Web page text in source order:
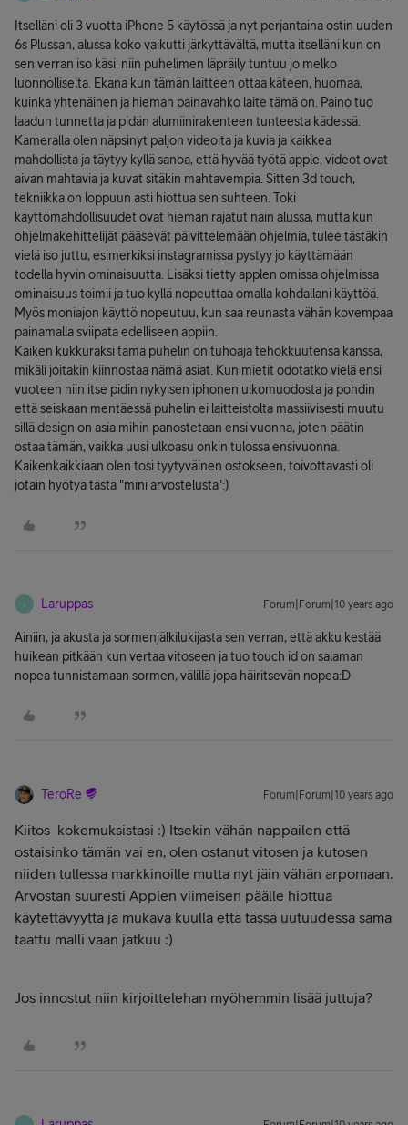
Itselläni oli 3 vuotta iPhone 5 käytössä ja nyt perjantaina ostin uuden
6s Plussan, alussa koko vaikutti järkyttävältä, mutta itselläni kun on
sen verran iso käsi, niin puhelimen läpräily tuntuu jo melko
luonnolliselta. Ekana kun tämän laitteen ottaa käteen, huomaa,
kuinka yhtenäinen ja hieman painavahko laite tämä on. Paino tuo
laadun tunnetta ja pidän alumiinirakenteen tunteesta kädessä.
Kameralla olen näpsinyt paljon videoita ja kuvia ja kaikkea
mahdollista ja täytyy kyllä sanoa, että hyvää työtä apple, videot ovat
aivan mahtavia ja kuvat sitäkin mahtavempia. Sitten 3d touch,
tekniikka on loppuun asti hiottua sen suhteen. Toki
käyttömahdollisuudet ovat hieman rajatut näin alussa, mutta kun
ohjelmakehittelijät pääsevät päivittelemään ohjelmia, tulee tästäkin
vielä iso juttu, esimerkiksi instagramissa pystyy jo käyttämään
todella hyvin ominaisuutta. Lisäksi tietty applen omissa ohjelmissa
ominaisuus toimii ja tuo kyllä nopeuttaa omalla kohdallani käyttöä.
Myös moniajon käyttö nopeutuu, kun saa reunasta vähän kovempaa
painamalla sviipata edelliseen appiin.
Kaiken kukkuraksi tämä puhelin on tuhoaja tehokkuutensa kanssa,
mikäli joitakin kiinnostaa nämä asiat. Kun mietit odotatko vielä ensi
vuoteen niin itse pidin nykyisen iphonen ulkomuodosta ja pohdin
että seiskaan mentäessä puhelin ei laitteistolta massiivisesti muutu
sillä design on asia mihin panostetaan ensi vuonna, joten päätin
ostaa tämän, vaikka uusi ulkoasu onkin tulossa ensivuonna.
Kaikenkaikkiaan olen tosi tyytyväinen ostokseen, toivottavasti oli
jotain hyötyä tästä "mini arvostelusta":)
Laruppas Forum|Forum|10 years ago
Ainiin, ja akusta ja sormenjälkilukijasta sen verran, että akku kestää
huikean pitkään kun vertaa vitoseen ja tuo touch id on salaman
nopea tunnistamaan sormen, välillä jopa häiritsevän nopea:D
TeroRe Forum|Forum|10 years ago
Kiitos kokemuksistasi :) Itsekin vähän nappailen että
ostaisinko tämän vai en, olen ostanut vitosen ja kutosen
niiden tullessa markkinoille mutta nyt jäin vähän arpomaan.
Arvostan suuresti Applen viimeisen päälle hiottua
käytettävyyttä ja mukava kuulla että tässä uutuudessa sama
taattu malli vaan jatkuu :)
Jos innostut niin kirjoittelehan myöhemmin lisää juttuja?